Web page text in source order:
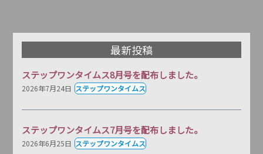
最新投稿
ステップワンタイムス8月号を配布しました。
2026年7月24日 ステップワンタイムス
ステップワンタイムス7月号を配布しました。
2026年6月25日 ステップワンタイムス